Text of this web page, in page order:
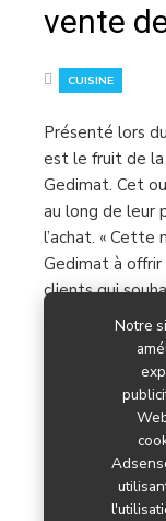
Notre
vente
CUISINE
Présenté lors
est le fruit de
Gedimat. Cet
au long de leur
l’achat. « Cette
Gedimat à
clients qui
vie à leur
exemple de la
de pointe à
favoriser
conception et